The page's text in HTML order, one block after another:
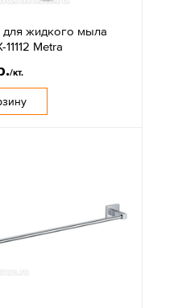
для жидкого мыла
11112 Metra
/кт.